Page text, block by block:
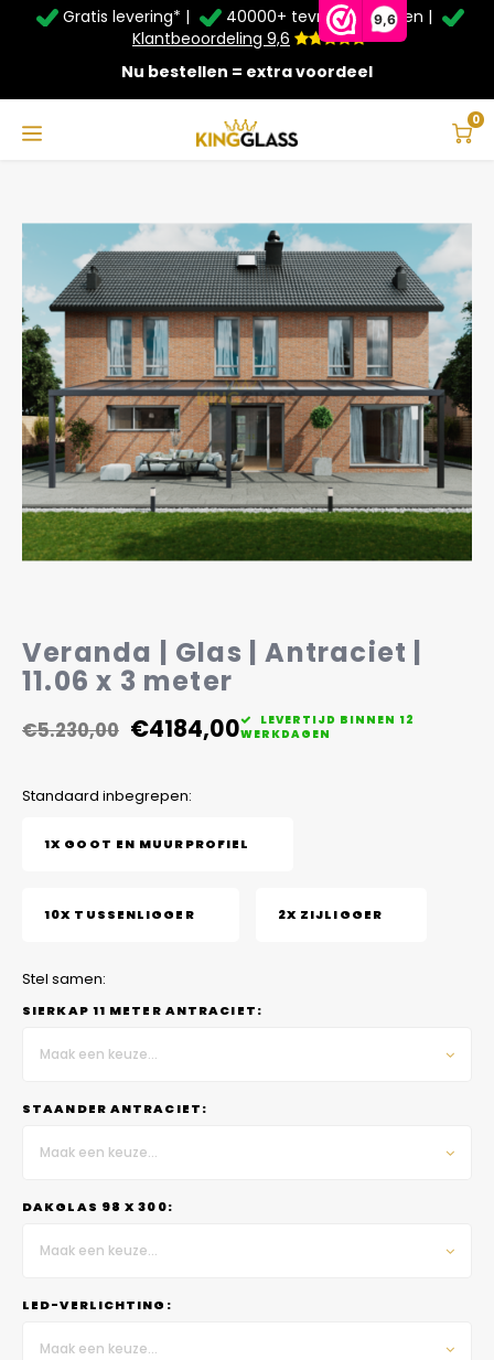
9,6
Service & Contact
Bezorging
Afhalen
Montage
Betaalmethoden
Garantie
Veelgestelde vragen
Taal
Gratis levering* |
40000+ tevreden klanten |
Klantbeoordeling 9,6
Nu bestellen = extra voordeel
0
Zomer Deals: Tot 20% kortingop schuifwanden en
veranda's +€20extra kassa korting*
Veranda | Glas | Antraciet | 11.06 x 3 meter
Veranda | Glas | Antraciet |
11.06 x 3 meter
€5.230,00 €4184,00
LEVERTIJD BINNEN 12
WERKDAGEN
Standaard inbegrepen:
1X GOOT EN MUURPROFIEL
10X TUSSENLIGGER 2X ZIJLIGGER
Stel samen:
SIERKAP 11 METER ANTRACIET:
Maak een keuze...
STAANDER ANTRACIET:
Maak een keuze...
DAKGLAS 98 X 300:
Maak een keuze...
LED-VERLICHTING:
Maak een keuze...